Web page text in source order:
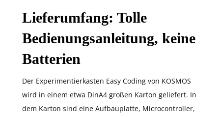
Lieferumfang: Tolle
Bedienungsanleitung, keine
Batterien
Der Experimentierkasten Easy Coding von KOSMOS
wird in einem etwa DinA4 großen Karton geliefert. In
dem Karton sind eine Aufbauplatte, Microcontroller,